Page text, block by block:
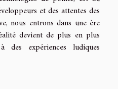
et des attentes des
nous entrons dans une ère
devient de plus en plus
expériences ludiques